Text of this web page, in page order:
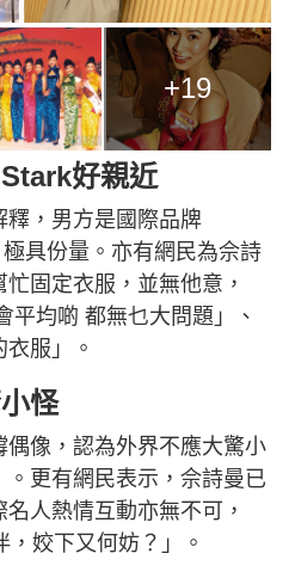
+19
好親近
釋，男方是國際品牌
具份量。亦有網民為佘詩
固定衣服，並無他意，
平均啲 都無乜大問題」、
衣服」。
怪
像，認為外界不應大驚小
更有網民表示，佘詩曼已
人熱情互動亦無不可，
，姣下又何妨？」。